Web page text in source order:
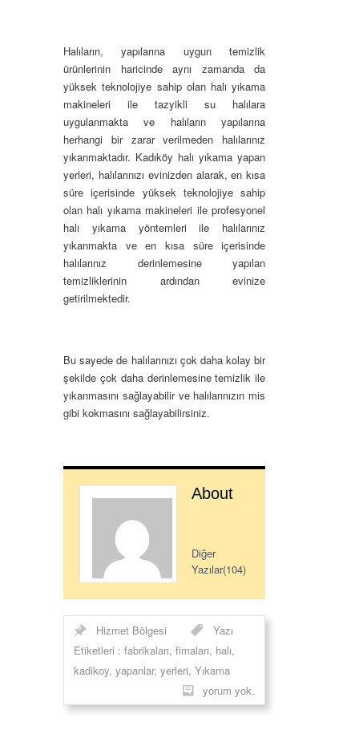
Halıların, yapılarına uygun temizlik
ürünlerinin haricinde aynı zamanda da
yüksek teknolojiye sahip olan halı yıkama
makineleri ile tazyikli su halılara
uygulanmakta ve halıların yapılarına
herhangi bir zarar verilmeden halılarınız
yıkanmaktadır. Kadıköy halı yıkama yapan
yerleri, halılarınızı evinizden alarak, en kısa
süre içerisinde yüksek teknolojiye sahip
olan halı yıkama makineleri ile profesyonel
halı yıkama yöntemleri ile halılarınız
yıkanmakta ve en kısa süre içerisinde
halılarınız derinlemesine yapılan
temizliklerinin ardından evinize
getirilmektedir.
Bu sayede de halılarınızı çok daha kolay bir
şekilde çok daha derinlemesine temizlik ile
yıkanmasını sağlayabilir ve halılarınızın mis
gibi kokmasını sağlayabilirsiniz.
About
Diğer
Yazılar(104)
Hizmet Bölgesi
Yazı
Etiketleri : fabrikaları, fimaları, halı,
kadikoy, yapanlar, yerleri, Yıkama
yorum yok.